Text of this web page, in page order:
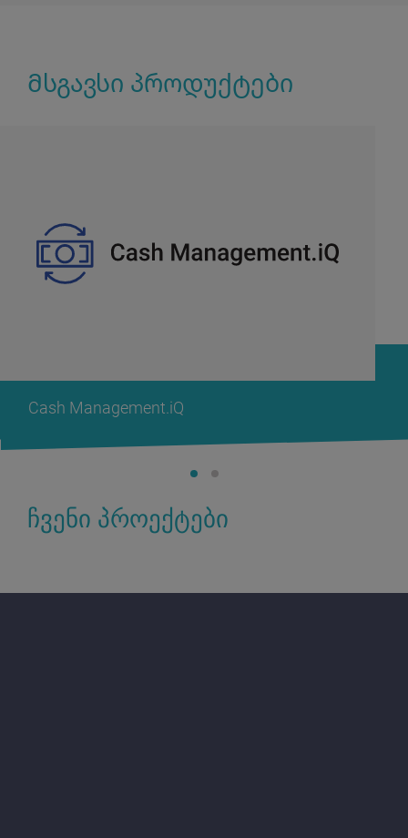
Მსგავსი პროდუქტები
Cash Management.iQ
ჩვენი პროექტები